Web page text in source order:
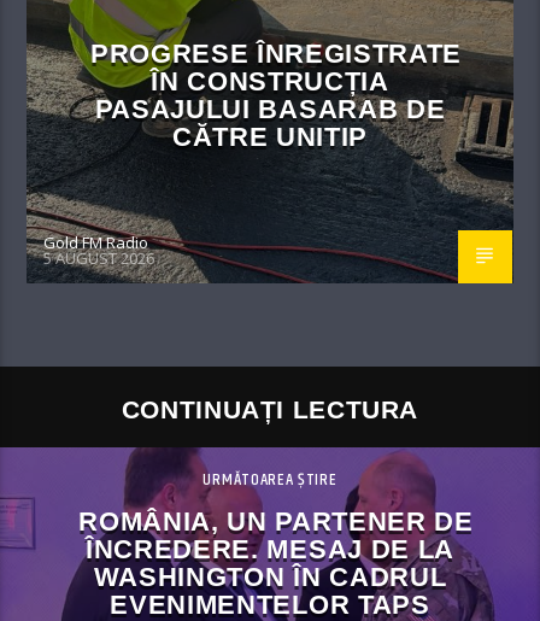
PROGRESE ÎNREGISTRATE
ÎN CONSTRUCȚIA
PASAJULUI BASARAB DE
CĂTRE UNITIP
Gold FM Radio
5 AUGUST 2026
CONTINUAȚI LECTURA
URMĂTOAREA ȘTIRE
ROMÂNIA, UN PARTENER DE
ÎNCREDERE. MESAJ DE LA
WASHINGTON ÎN CADRUL
EVENIMENTELOR TAPS